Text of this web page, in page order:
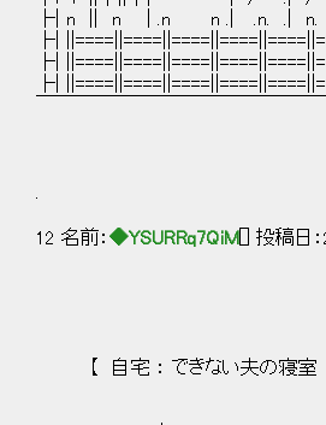
├| n || n | .n n .| .n. .| n.
├|
├|
├|
12 名前： ◆YSURRq7QiM [] 投稿日
【 自宅 ： できない夫の寝室